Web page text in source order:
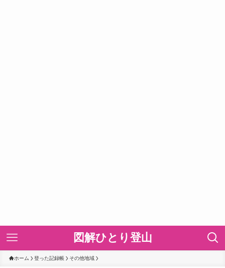
図解ひとり登山
ホーム 登った記録帳 その他地域